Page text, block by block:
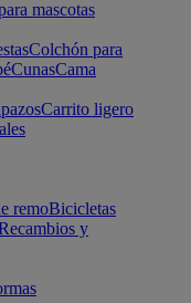
mascotas
Colchón para
CunasCama
Carrito ligero
remoBicicletas
y